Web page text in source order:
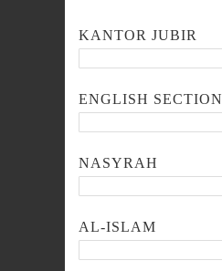
KANTOR JUBIR
ENGLISH SECTION
NASYRAH
AL-ISLAM